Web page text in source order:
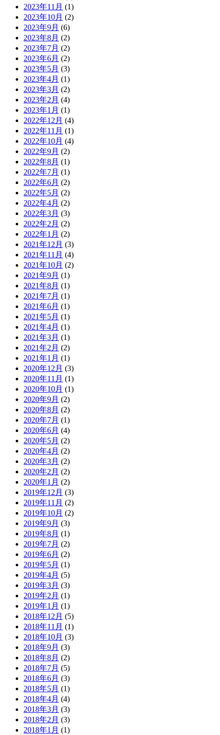
2023年11月 (1)
2023年10月 (2)
2023年9月 (6)
2023年8月 (2)
2023年7月 (2)
2023年6月 (2)
2023年5月 (3)
2023年4月 (1)
2023年3月 (2)
2023年2月 (4)
2023年1月 (1)
2022年12月 (4)
2022年11月 (1)
2022年10月 (4)
2022年9月 (2)
2022年8月 (1)
2022年7月 (1)
2022年6月 (2)
2022年5月 (2)
2022年4月 (2)
2022年3月 (3)
2022年2月 (2)
2022年1月 (2)
2021年12月 (3)
2021年11月 (4)
2021年10月 (2)
2021年9月 (1)
2021年8月 (1)
2021年7月 (1)
2021年6月 (1)
2021年5月 (1)
2021年4月 (1)
2021年3月 (1)
2021年2月 (2)
2021年1月 (1)
2020年12月 (3)
2020年11月 (1)
2020年10月 (1)
2020年9月 (2)
2020年8月 (2)
2020年7月 (1)
2020年6月 (4)
2020年5月 (2)
2020年4月 (2)
2020年3月 (2)
2020年2月 (2)
2020年1月 (2)
2019年12月 (3)
2019年11月 (2)
2019年10月 (2)
2019年9月 (3)
2019年8月 (1)
2019年7月 (2)
2019年6月 (2)
2019年5月 (1)
2019年4月 (5)
2019年3月 (3)
2019年2月 (1)
2019年1月 (1)
2018年12月 (5)
2018年11月 (1)
2018年10月 (3)
2018年9月 (3)
2018年8月 (2)
2018年7月 (5)
2018年6月 (3)
2018年5月 (1)
2018年4月 (4)
2018年3月 (3)
2018年2月 (3)
2018年1月 (1)